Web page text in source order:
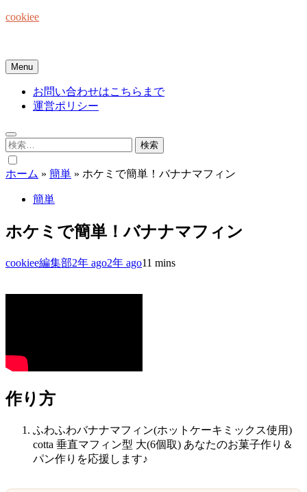
Skip
cookiee
Menu
お問い合わせはこちらまで
運営ポリシー
検
索:
ホーム » 簡単 » ホケミで簡単！バナナマフィン
簡単
ホケミで簡単！バナナマフィン
cookiee編集部2年 ago2年 ago11 mins
作り方
ふわふわバナナマフィン(ホットケーキミックス使用)
cotta 垂直マフィン型 大(6個取) あなたのお菓子作り＆
パン作りを応援します♪